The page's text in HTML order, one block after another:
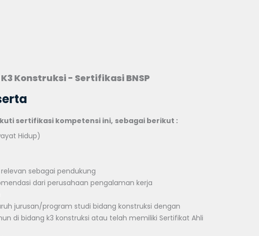
Konstruksi - Sertifikasi BNSP
sertifikasi kompetensi ini, sebagai berikut :
Hidup)
sebagai pendukung
dari perusahaan pengalaman kerja
jurusan/program studi bidang konstruksi dengan
di bidang k3 konstruksi atau telah memiliki Sertifikat Ahli